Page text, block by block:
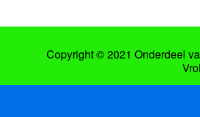
Copyright © 2021 Onderdeel